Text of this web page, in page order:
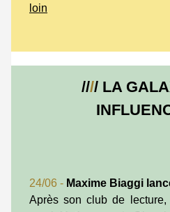
loin
//// LA
24/06 - Maxime Biaggi
Après son club de